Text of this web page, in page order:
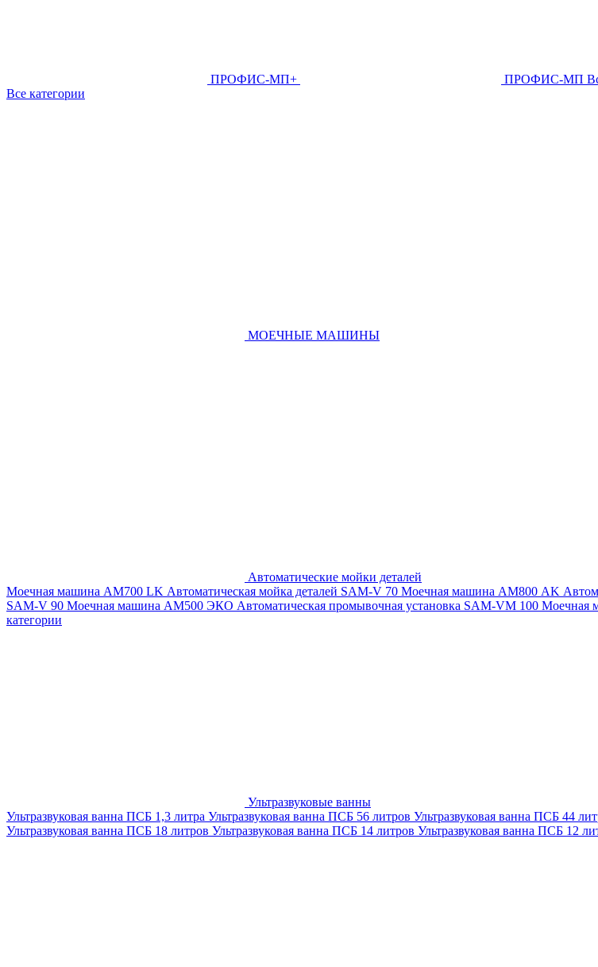
ПРОФИС-МП+ ПРОФИС-МП
Все категории
МОЕЧНЫЕ МАШИНЫ
Автоматические мойки деталей
Моечная машина AM700 LK Автоматическая мойка деталей SAM-V 70 Моечная машина АМ800 AK
SAM-V 90 Моечная машина АМ500 ЭКО Автоматическая промывочная установка SAM-VM 100 Моечная
категории
Ультразвуковые ванны
Ультразвуковая ванна ПСБ 1,3 литра Ультразвуковая ванна ПСБ 56 литров Ультразвуковая ванна ПСБ 44
Ультразвуковая ванна ПСБ 18 литров Ультразвуковая ванна ПСБ 14 литров Ультразвуковая ванна ПСБ 12